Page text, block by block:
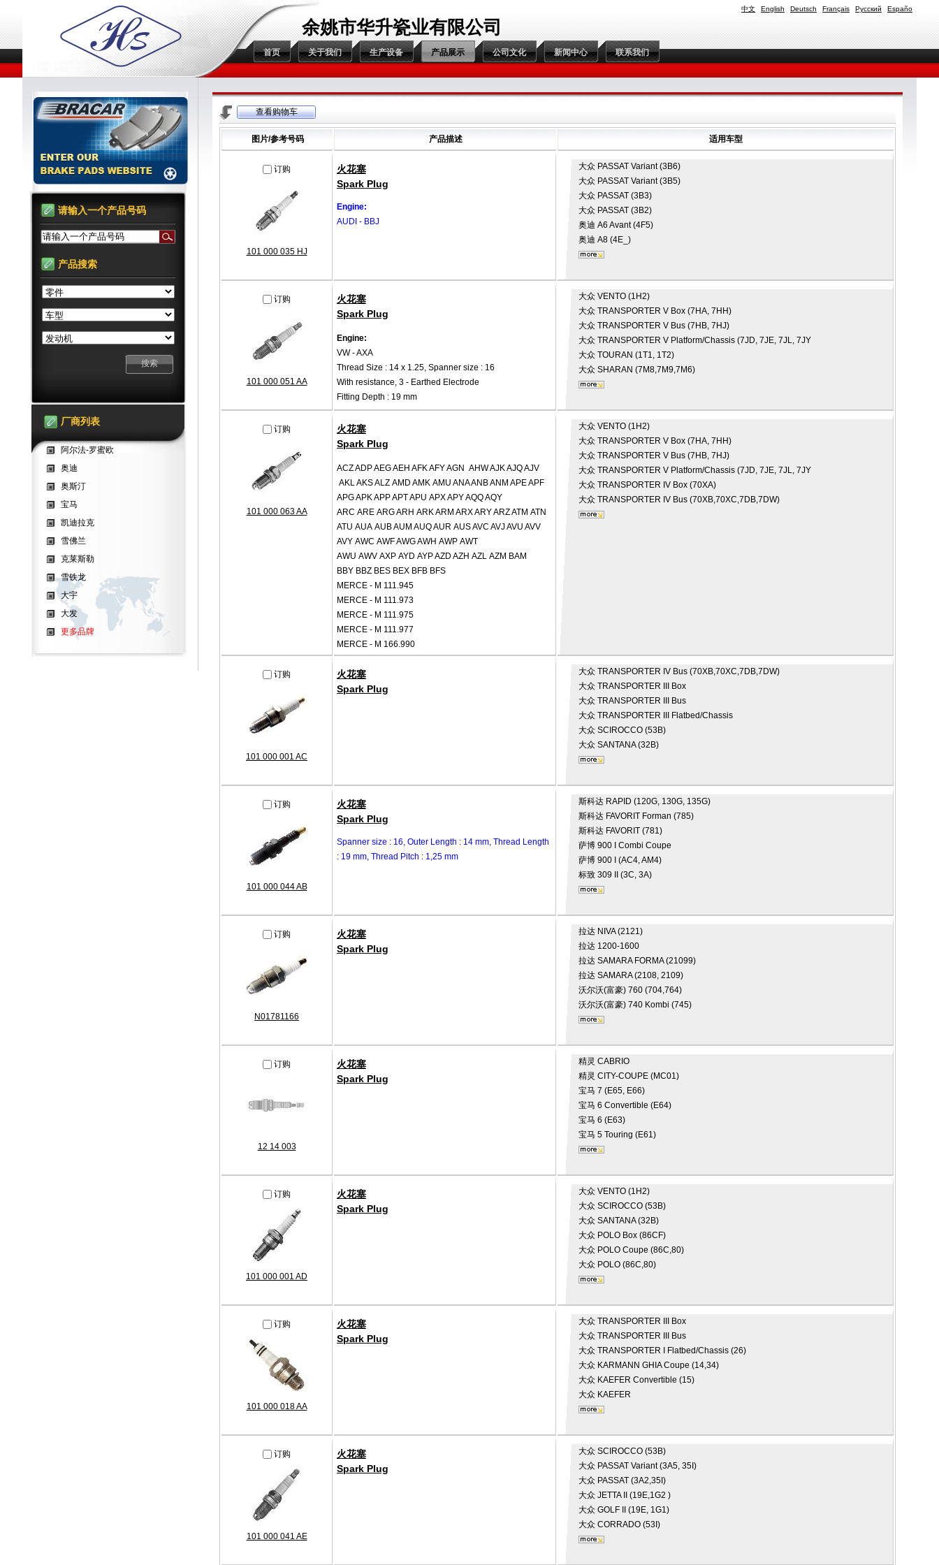
中文 English Deutsch Français Русский Españo
余姚市华升瓷业有限公司
首页 关于我们 生产设备 产品展示 公司文化 新闻中心 联系我们
查看购物车
图片/参考号码 产品描述 适用车型
订购
101 000 035 HJ
火花塞
Spark Plug
Engine:
AUDI - BBJ
大众 PASSAT Variant (3B6)
大众 PASSAT Variant (3B5)
大众 PASSAT (3B3)
大众 PASSAT (3B2)
奥迪 A6 Avant (4F5)
奥迪 A8 (4E_)
订购
101 000 051 AA
火花塞
Spark Plug
Engine:
VW - AXA
Thread Size : 14 x 1.25, Spanner size : 16
With resistance, 3 - Earthed Electrode
Fitting Depth : 19 mm
大众 VENTO (1H2)
大众 TRANSPORTER V Box (7HA, 7HH)
大众 TRANSPORTER V Bus (7HB, 7HJ)
大众 TRANSPORTER V Platform/Chassis (7JD, 7JE, 7JL, 7JY
大众 TOURAN (1T1, 1T2)
大众 SHARAN (7M8,7M9,7M6)
订购
101 000 063 AA
火花塞
Spark Plug
ACZ ADP AEG AEH AFK AFY AGN AHW AJK AJQ AJV
AKL AKS ALZ AMD AMK AMU ANA ANB ANM APE APF
APG APK APP APT APU APX APY AQQ AQY
ARC ARE ARG ARH ARK ARM ARX ARY ARZ ATM ATN
ATU AUA AUB AUM AUQ AUR AUS AVC AVJ AVU AVV
AVY AWC AWF AWG AWH AWP AWT
AWU AWV AXP AYD AYP AZD AZH AZL AZM BAM
BBY BBZ BES BEX BFB BFS
MERCE - M 111.945
MERCE - M 111.973
MERCE - M 111.975
MERCE - M 111.977
MERCE - M 166.990
大众 VENTO (1H2)
大众 TRANSPORTER V Box (7HA, 7HH)
大众 TRANSPORTER V Bus (7HB, 7HJ)
大众 TRANSPORTER V Platform/Chassis (7JD, 7JE, 7JL, 7JY
大众 TRANSPORTER IV Box (70XA)
大众 TRANSPORTER IV Bus (70XB,70XC,7DB,7DW)
订购
101 000 001 AC
火花塞
Spark Plug
大众 TRANSPORTER IV Bus (70XB,70XC,7DB,7DW)
大众 TRANSPORTER III Box
大众 TRANSPORTER III Bus
大众 TRANSPORTER III Flatbed/Chassis
大众 SCIROCCO (53B)
大众 SANTANA (32B)
订购
101 000 044 AB
火花塞
Spark Plug
Spanner size : 16, Outer Length : 14 mm, Thread Length
: 19 mm, Thread Pitch : 1,25 mm
斯科达 RAPID (120G, 130G, 135G)
斯科达 FAVORIT Forman (785)
斯科达 FAVORIT (781)
萨博 900 I Combi Coupe
萨博 900 I (AC4, AM4)
标致 309 II (3C, 3A)
订购
N01781166
火花塞
Spark Plug
拉达 NIVA (2121)
拉达 1200-1600
拉达 SAMARA FORMA (21099)
拉达 SAMARA (2108, 2109)
沃尔沃(富豪) 760 (704,764)
沃尔沃(富豪) 740 Kombi (745)
订购
12 14 003
火花塞
Spark Plug
精灵 CABRIO
精灵 CITY-COUPE (MC01)
宝马 7 (E65, E66)
宝马 6 Convertible (E64)
宝马 6 (E63)
宝马 5 Touring (E61)
订购
101 000 001 AD
火花塞
Spark Plug
大众 VENTO (1H2)
大众 SCIROCCO (53B)
大众 SANTANA (32B)
大众 POLO Box (86CF)
大众 POLO Coupe (86C,80)
大众 POLO (86C,80)
订购
101 000 018 AA
火花塞
Spark Plug
大众 TRANSPORTER III Box
大众 TRANSPORTER III Bus
大众 TRANSPORTER I Flatbed/Chassis (26)
大众 KARMANN GHIA Coupe (14,34)
大众 KAEFER Convertible (15)
大众 KAEFER
订购
101 000 041 AE
火花塞
Spark Plug
大众 SCIROCCO (53B)
大众 PASSAT Variant (3A5, 35I)
大众 PASSAT (3A2,35I)
大众 JETTA II (19E,1G2 )
大众 GOLF II (19E, 1G1)
大众 CORRADO (53I)
请输入一个产品号码
请输入一个产品号码
产品搜索
厂商列表
阿尔法-罗蜜欧
奥迪
奥斯汀
宝马
凯迪拉克
雪佛兰
克莱斯勒
雪铁龙
大宇
大发
更多品牌